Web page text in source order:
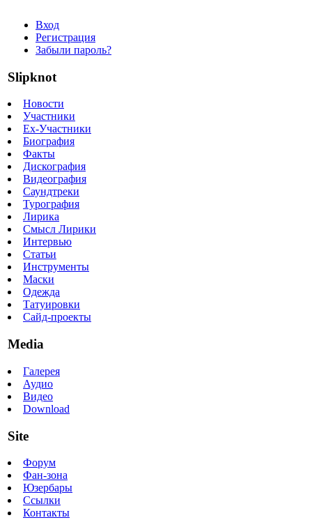
Вход
Регистрация
Забыли пароль?
Slipknot
Новости
Участники
Ex-Участники
Биография
Факты
Дискография
Видеография
Саундтреки
Турография
Лирика
Смысл Лирики
Интервью
Статьи
Инструменты
Маски
Одежда
Татуировки
Сайд-проекты
Media
Галерея
Аудио
Видео
Download
Site
Форум
Фан-зона
Юзербары
Ссылки
Контакты